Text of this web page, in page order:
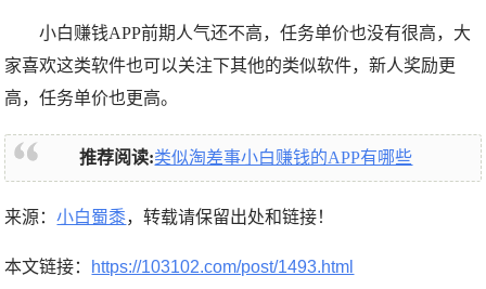
小白赚钱APP前期人气还不高，任务单价也没有很高，大
家喜欢这类软件也可以关注下其他的类似软件，新人奖励更
高，任务单价也更高。
推荐阅读:类似淘差事小白赚钱的APP有哪些
来源：小白蜀黍，转载请保留出处和链接！
本文链接： https://103102.com/post/1493.html